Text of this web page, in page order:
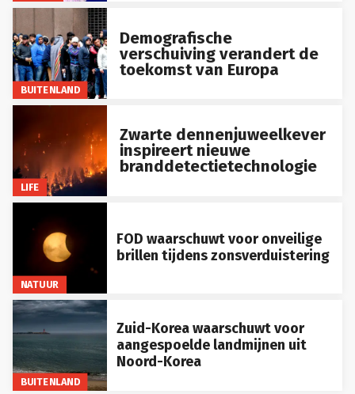
BUITENLAND
Demografische
verschuiving verandert de
toekomst van Europa
LIFE
Zwarte dennenjuweelkever
inspireert nieuwe
branddetectietechnologie
NATUUR
FOD waarschuwt voor onveilige
brillen tijdens zonsverduistering
BUITENLAND
Zuid-Korea waarschuwt voor
aangespoelde landmijnen uit
Noord-Korea